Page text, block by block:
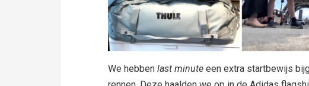
We hebben last minute een extra startbewijs